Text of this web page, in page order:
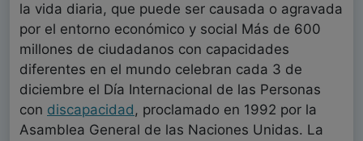
la vida diaria, que puede ser causada o agravada
por el entorno económico y social Más de 600
millones de ciudadanos con capacidades
diferentes en el mundo celebran cada 3 de
diciembre el Día Internacional de las Personas
con discapacidad, proclamado en 1992 por la
Asamblea General de las Naciones Unidas. La